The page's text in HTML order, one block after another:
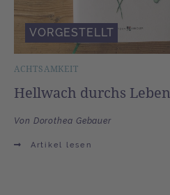
ACHTSAMKEIT
Hellwach durchs Leben
Von Dorothea Gebauer
Artikel lesen
VORGESTELLT